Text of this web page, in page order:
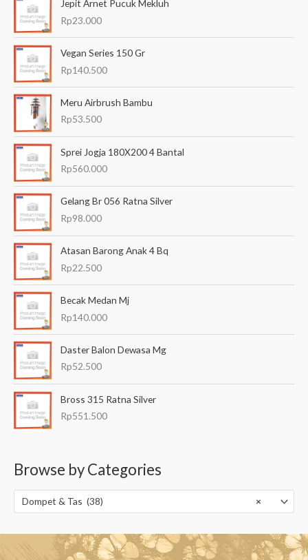
u
n
u
Jepit Arnet Pucuk Mekluh
Rp23.000
Vegan Series 150 Gr
Rp140.500
Meru Airbrush Bambu
Rp53.500
Sprei Jogja 180X200 4 Bantal
Rp560.000
Gelang Br 056 Ratna Silver
Rp98.000
Atasan Barong Anak 4 Bq
Rp22.500
Becak Medan Mj
Rp140.000
Daster Balon Dewasa Mg
Rp52.500
Bross 315 Ratna Silver
Rp551.500
Browse by Categories
×
Dompet & Tas (38)